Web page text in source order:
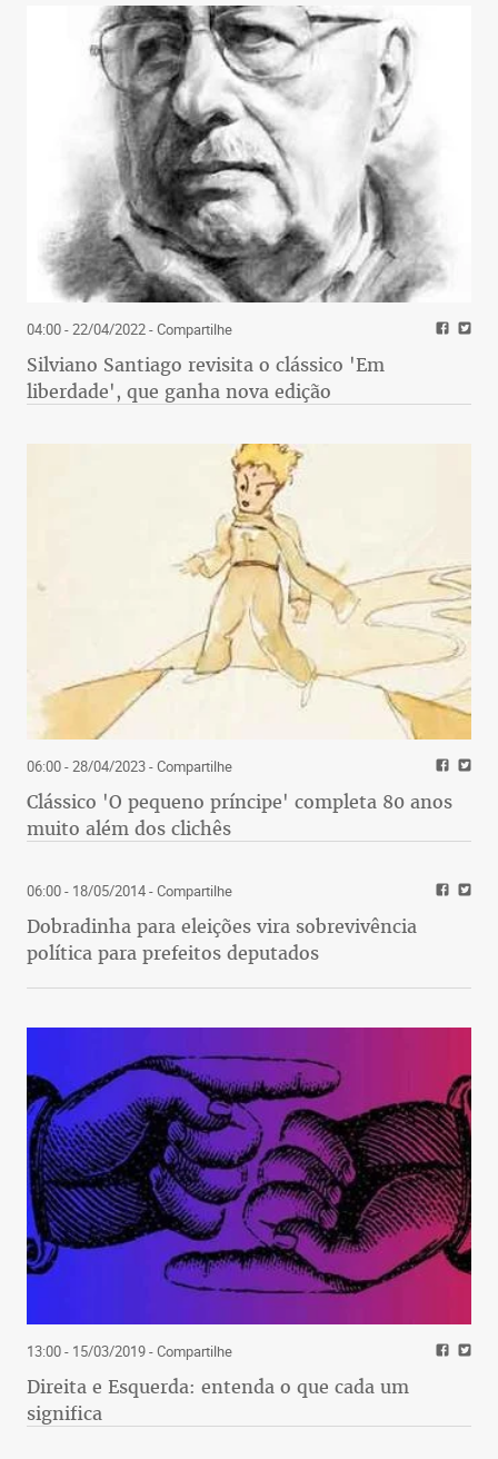
04:00 - 22/04/2022- Compartilhe
Silviano Santiago revisita o clássico 'Em
liberdade', que ganha nova edição
06:00 - 28/04/2023- Compartilhe
Clássico 'O pequeno príncipe' completa 80 anos
muito além dos clichês
06:00 - 18/05/2014- Compartilhe
Dobradinha para eleições vira sobrevivência
política para prefeitos deputados
13:00 - 15/03/2019- Compartilhe
Direita e Esquerda: entenda o que cada um
significa